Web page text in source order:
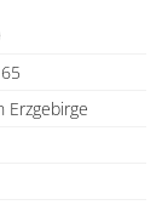
Erzgebirge